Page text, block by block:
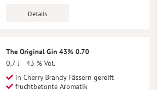
Details
The Original Gin 43% 0.70
0,7 l
43 % Vol.
in Cherry Brandy Fässern gereift
fruchtbetonte Aromatik